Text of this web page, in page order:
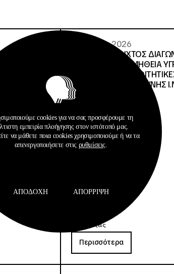
της
για το
ΟΠΣ
29 · 07 · 2026
ΔΙΕΘΝΗΣ ΑΝΟΙΧΤΟΣ
ΠΕΡΙΓΡΑΦΗ:ΠΡΟΜΗΘΕΙΑ
ΚΑΥΣΙΜΩΝ ΣΤΙΣ
ΔΙΑΧΕΙΡΙΣΤΙΚΗΣ ΕΥΘΥΝΗΣ
Προκηρύξεις
Περισσότερα
cookies για να σας προσφέρουμε τη
εμπειρία πλοήγησης στον ιστότοπό μας.
να μάθετε ποια cookies χρησιμοποιούμε ή να τα
απενεργοποιήσετε στις ρυθμίσεις
ΑΠΟΔΟΧΉ ΑΠΌΡΡΙΨΗ